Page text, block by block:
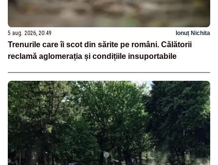
5 aug. 2026, 20:49 Ionuț Nichita
Trenurile care îi scot din sărite pe români. Călătorii
reclamă aglomerația și condițiile insuportabile